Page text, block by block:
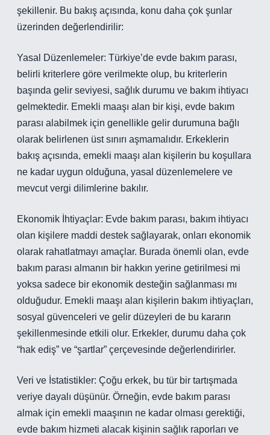
şekillenir. Bu bakış açısında, konu daha çok şunlar
üzerinden değerlendirilir:
Yasal Düzenlemeler: Türkiye’de evde bakım parası,
belirli kriterlere göre verilmekte olup, bu kriterlerin
başında gelir seviyesi, sağlık durumu ve bakım ihtiyacı
gelmektedir. Emekli maaşı alan bir kişi, evde bakım
parası alabilmek için genellikle gelir durumuna bağlı
olarak belirlenen üst sınırı aşmamalıdır. Erkeklerin
bakış açısında, emekli maaşı alan kişilerin bu koşullara
ne kadar uygun olduğuna, yasal düzenlemelere ve
mevcut vergi dilimlerine bakılır.
Ekonomik İhtiyaçlar: Evde bakım parası, bakım ihtiyacı
olan kişilere maddi destek sağlayarak, onları ekonomik
olarak rahatlatmayı amaçlar. Burada önemli olan, evde
bakım parası almanın bir hakkın yerine getirilmesi mi
yoksa sadece bir ekonomik desteğin sağlanması mı
olduğudur. Emekli maaşı alan kişilerin bakım ihtiyaçları,
sosyal güvenceleri ve gelir düzeyleri de bu kararın
şekillenmesinde etkili olur. Erkekler, durumu daha çok
“hak ediş” ve “şartlar” çerçevesinde değerlendirirler.
Veri ve İstatistikler: Çoğu erkek, bu tür bir tartışmada
veriye dayalı düşünür. Örneğin, evde bakım parası
almak için emekli maaşının ne kadar olması gerektiği,
evde bakım hizmeti alacak kişinin sağlık raporları ve